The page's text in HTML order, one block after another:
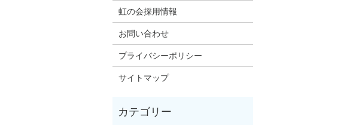
虹の会採用情報
お問い合わせ
プライバシーポリシー
サイトマップ